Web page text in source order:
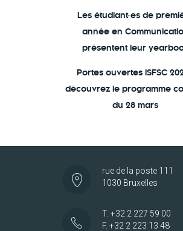
Les étudiant·es de
année en
présentent leur
Portes ouvertes ISFSC
découvrez le programme
du 28 mars
rue de la poste 111
1030 Bruxelles
T. +32 2 227 59 00
F. +32 2 223 13 48